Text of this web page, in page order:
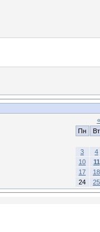
«
Пн
Вт
3
4
10
11
17
18
24
25